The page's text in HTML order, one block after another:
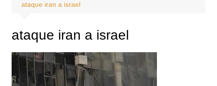
ataque iran a israel
ataque iran a israel